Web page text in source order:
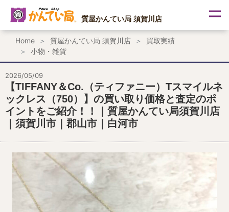
ス
プ
質屋かんてい局 須賀川店
Home 質屋かんてい局 須賀川店
買取実績
小物・雑貨
2026/05/09
【TIFFANY＆Co.（ティファニー）Tスマイルネ
ックレス（750）】の買い取り価格と査定のポ
イントをご紹介！！｜質屋かんてい局須賀川店
｜須賀川市｜郡山市｜白河市